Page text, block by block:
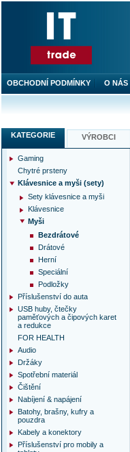
KATEGORIE VÝROBCI
Gaming
Chytré prsteny
Klávesnice a myši (sety)
Sety klávesnice a myši
Klávesnice
Myši
Bezdrátové
Drátové
Herní
Speciální
Podložky
Příslušenství do auta
USB huby, čtečky
paměťových a čipových karet
a redukce
FOR HEALTH
Audio
Držáky
Spotřební materiál
Čištění
Nabíjení & napájení
Batohy, brašny, kufry a
pouzdra
Kabely a konektory
Příslušenství pro mobily a
OBCHODNÍ PODMÍNKY O NÁS